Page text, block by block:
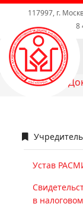
117997, г.
8
Главная
Устав
в